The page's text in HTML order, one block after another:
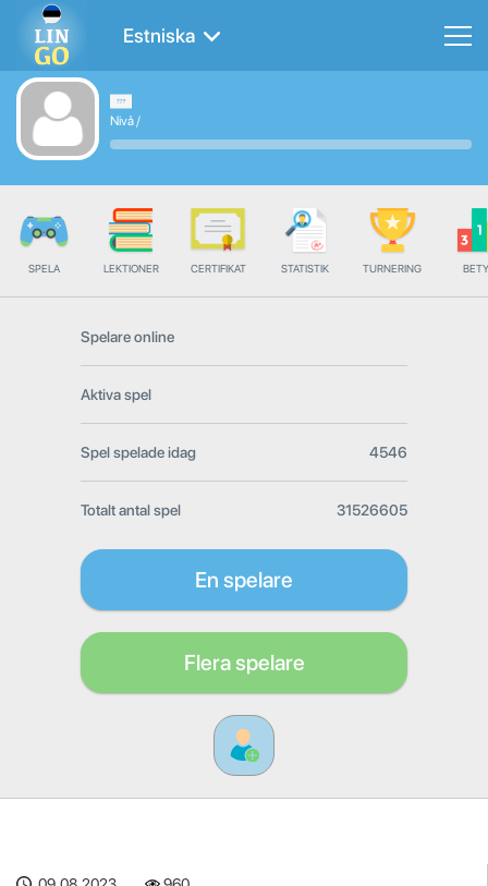
Estniska
Nivå/
SPELA LEKTIONER CERTIFIKAT STATISTIK TURNERING
Spelare online
Aktiva spel
Spel spelade idag 4546
Totalt antal spel 31526605
En spelare
Flera spelare